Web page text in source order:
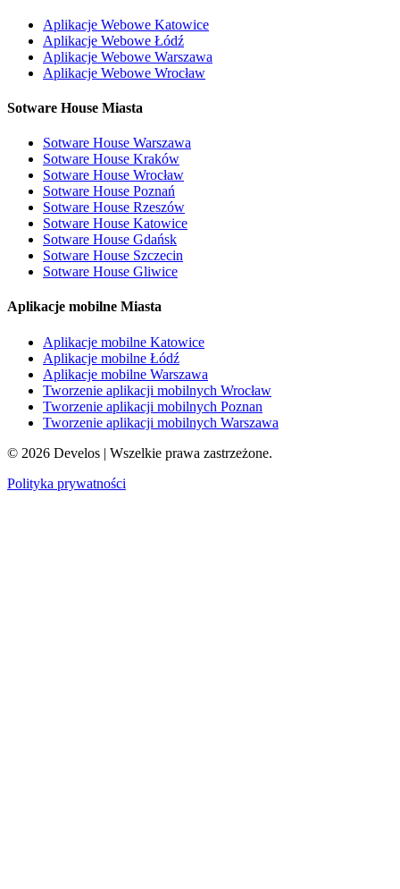
Aplikacje Webowe Katowice
Aplikacje Webowe Łódź
Aplikacje Webowe Warszawa
Aplikacje Webowe Wrocław
Sotware House Miasta
Sotware House Warszawa
Sotware House Kraków
Sotware House Wrocław
Sotware House Poznań
Sotware House Rzeszów
Sotware House Katowice
Sotware House Gdańsk
Sotware House Szczecin
Sotware House Gliwice
Aplikacje mobilne Miasta
Aplikacje mobilne Katowice
Aplikacje mobilne Łódź
Aplikacje mobilne Warszawa
Tworzenie aplikacji mobilnych Wrocław
Tworzenie aplikacji mobilnych Poznan
Tworzenie aplikacji mobilnych Warszawa
© 2026 Develos | Wszelkie prawa zastrzeżone.
Polityka prywatności